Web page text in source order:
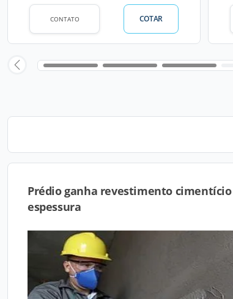
CONTATO COTAR
Prédio ganha revestimento cimentício
espessura